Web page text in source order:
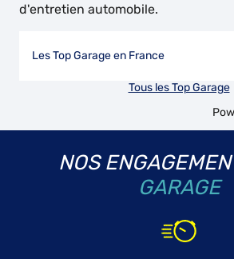
d'entretien automobile.
Les Top Garage en France
Tous les Top Garage
NOS
GARAGE